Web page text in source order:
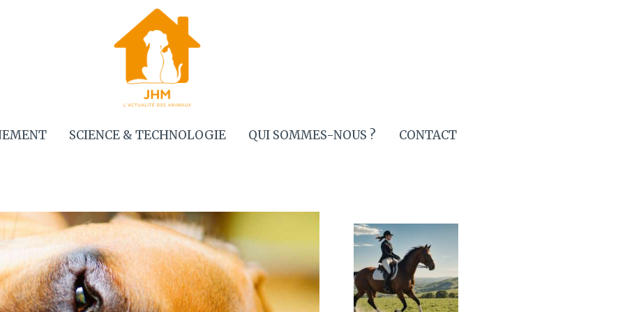
SCIENCE & TECHNOLOGIE QUI SOMMES-NOUS ? CONTACT